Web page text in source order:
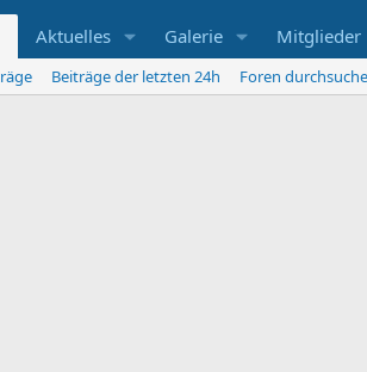
Aktuelles Galerie Mitglieder
Beiträge der letzten 24h Foren